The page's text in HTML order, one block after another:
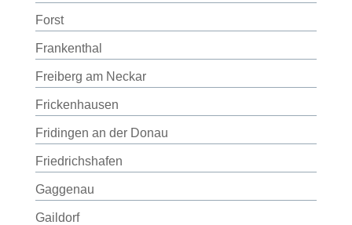
Forst
Frankenthal
Freiberg am Neckar
Frickenhausen
Fridingen an der Donau
Friedrichshafen
Gaggenau
Gaildorf